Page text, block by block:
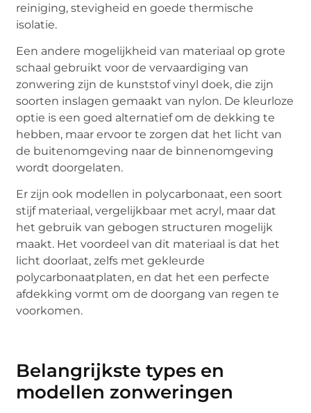
reiniging, stevigheid en goede thermische
isolatie.
Een andere mogelijkheid van materiaal op grote
schaal gebruikt voor de vervaardiging van
zonwering zijn de kunststof vinyl doek, die zijn
soorten inslagen gemaakt van nylon. De kleurloze
optie is een goed alternatief om de dekking te
hebben, maar ervoor te zorgen dat het licht van
de buitenomgeving naar de binnenomgeving
wordt doorgelaten.
Er zijn ook modellen in polycarbonaat, een soort
stijf materiaal, vergelijkbaar met acryl, maar dat
het gebruik van gebogen structuren mogelijk
maakt. Het voordeel van dit materiaal is dat het
licht doorlaat, zelfs met gekleurde
polycarbonaatplaten, en dat het een perfecte
afdekking vormt om de doorgang van regen te
voorkomen.
Belangrijkste types en
modellen zonweringen